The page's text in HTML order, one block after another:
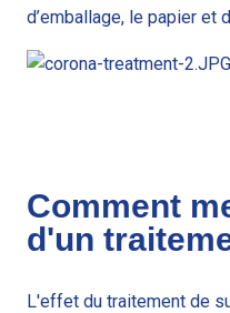
d’emballage, le papier
Comment
d'un
L'effet du traitement de